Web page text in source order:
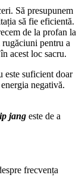
Să presupunem
să fie eficientă.
de la profan la
pentru a
acest loc sacru.
este suficient doar
negativă.
jang este de a
frecvența